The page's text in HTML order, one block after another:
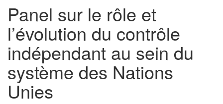
Panel sur le rôle et
l’évolution du contrôle
indépendant au sein du
système des Nations
Unies